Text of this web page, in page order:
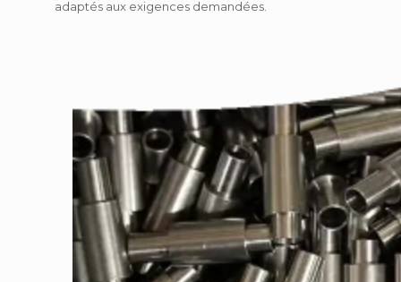
adaptés aux exigences demandées.